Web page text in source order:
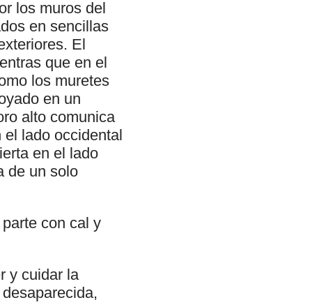
los muros del
en sencillas
El
que en el
los muretes
en un
alto comunica
lado occidental
en el lado
de un solo
con cal y
y cuidar la